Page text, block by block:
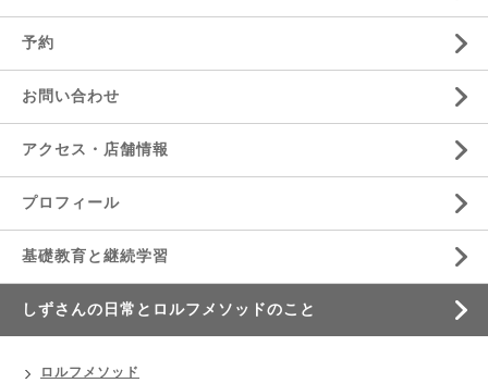
予約
お問い合わせ
アクセス・店舗情報
プロフィール
基礎教育と継続学習
しずさんの日常とロルフメソッドのこと
ロルフメソッド